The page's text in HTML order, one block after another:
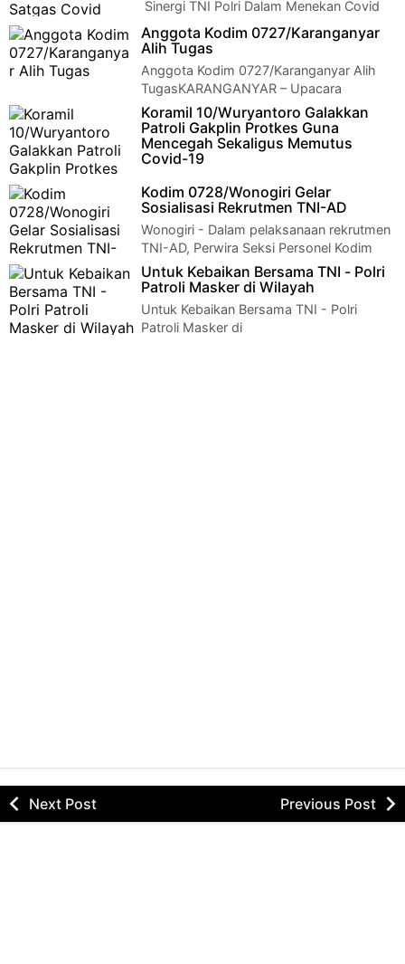
Sinergi TNI Polri Dalam Menekan Covid
19 Bersama Satgas Covid Ceper Klaten -
Sertu Maryanto Koramil 23/Ceper Kodim 0723…
Anggota Kodim 0727/Karanganyar
Alih Tugas
Anggota Kodim 0727/Karanganyar Alih
TugasKARANGANYAR – Upacara
Anggota Kodim 0727/Karanganyar yang alih tugas, dipimpin …
Koramil 10/Wuryantoro Galakkan
Patroli Gakplin Protkes Guna
Mencegah Sekaligus Memutus
Covid-19
penyebaran Covid-19 di wilayah Kecamatan Wuryantoro terus
dilaksanakan oleh anggot…
Kodim 0728/Wonogiri Gelar
Sosialisasi Rekrutmen TNI-AD
Wonogiri - Dalam pelaksanaan rekrutmen
TNI-AD, Perwira Seksi Personel Kodim
0728/Wng Kapten Arm Agus Setyono melaksanaka…
Untuk Kebaikan Bersama TNI - Polri
Patroli Masker di Wilayah
Untuk Kebaikan Bersama TNI - Polri
Patroli Masker di
Next Post Previous Post